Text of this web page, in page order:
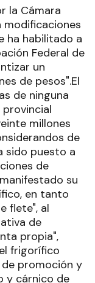
la Cámara
modificaciones
ha habilitado a
Federal de
un
de pesos".El
de ninguna
millones
de
sido puesto a
de
su
en tanto
flete", al
de
propia",
frigorífico
promoción y
y cárnico de